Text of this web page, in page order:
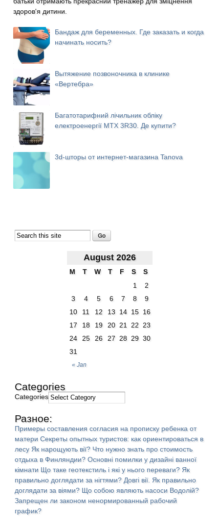
здоров'я дитини.
Бандаж для беременных. Где заказать и когда
начинать носить?
Вытяжение позвоночника в клинике
«Вертебра»
Багатотарифний лічильник обліку
електроенергії MTX 3R30. Де купити?
3d-шторы от интернет-магазина Tanova
August 2026
M T W T F S S
« Jan
1
2
3
4 5 6 7 8
9
10
11 12 13 14 15 16
17
18 19 20 21 22 23
24
25 26 27 28 29 30
31
Categories
Categories
Разное:
Примеры составления согласия на прописку ребенка от
матери Секреты опытных туристов: как ориентироваться в
лесу Як нарощують вії? Что нужно знать про стоимость
отдыха в Финляндии? Основні помилки у дизайні ванної
кімнати Що таке геотекстиль і які у нього переваги? Як
правильно доглядати за нігтями? Довгі вії. Як правильно
доглядати за віями? Що собою являють насоси Водолій?
Запрещен ли законом ненормированный рабочий
график?